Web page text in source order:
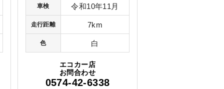
車検 令和10年11月
走行距離 7km
色 白
エコカー店
お問合わせ
0574-42-6338